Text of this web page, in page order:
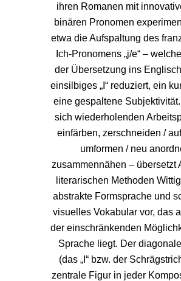
ihren Romanen mit
binären Pronomen
etwa die Aufspaltung des
Ich-Pronomens „j/e“ –
der Übersetzung ins
einsilbiges „I“ reduziert, ein
eine gespaltene
sich wiederholenden
einfärben, zerschneiden /
umformen / neu
zusammennähen – übersetzt
literarischen Methoden
abstrakte Formsprache und
visuelles Vokabular vor, das
der einschränkenden
Sprache liegt. Der
(das „I“ bzw. der
zentrale Figur in jeder